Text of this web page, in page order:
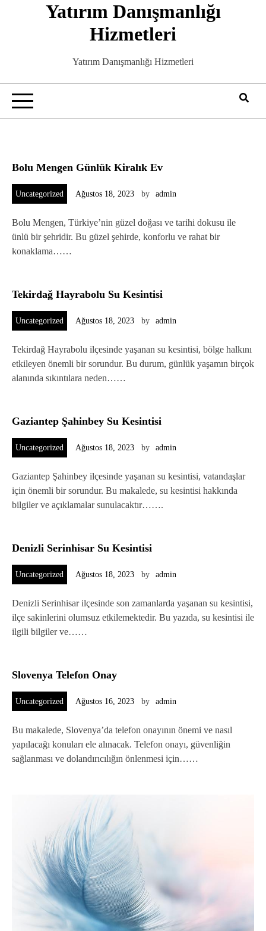
Yatırım Danışmanlığı
Hizmetleri
Yatırım Danışmanlığı Hizmetleri
Bolu Mengen Günlük Kiralık Ev
Uncategorized Ağustos 18, 2023 by admin
Bolu Mengen, Türkiye’nin güzel doğası ve tarihi dokusu ile
ünlü bir şehridir. Bu güzel şehirde, konforlu ve rahat bir
konaklama……
Tekirdağ Hayrabolu Su Kesintisi
Uncategorized Ağustos 18, 2023 by admin
Tekirdağ Hayrabolu ilçesinde yaşanan su kesintisi, bölge halkını
etkileyen önemli bir sorundur. Bu durum, günlük yaşamın birçok
alanında sıkıntılara neden……
Gaziantep Şahinbey Su Kesintisi
Uncategorized Ağustos 18, 2023 by admin
Gaziantep Şahinbey ilçesinde yaşanan su kesintisi, vatandaşlar
için önemli bir sorundur. Bu makalede, su kesintisi hakkında
bilgiler ve açıklamalar sunulacaktır…….
Denizli Serinhisar Su Kesintisi
Uncategorized Ağustos 18, 2023 by admin
Denizli Serinhisar ilçesinde son zamanlarda yaşanan su kesintisi,
ilçe sakinlerini olumsuz etkilemektedir. Bu yazıda, su kesintisi ile
ilgili bilgiler ve……
Slovenya Telefon Onay
Uncategorized Ağustos 16, 2023 by admin
Bu makalede, Slovenya’da telefon onayının önemi ve nasıl
yapılacağı konuları ele alınacak. Telefon onayı, güvenliğin
sağlanması ve dolandırıcılığın önlenmesi için……